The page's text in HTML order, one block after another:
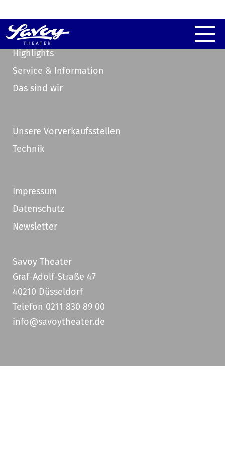
Highlights
Service & Information
Das sind wir
Unsere Vorverkaufsstellen
Technik
Impressum
Datenschutz
Newsletter
Savoy Theater
Graf-Adolf-Straße 47
40210 Düsseldorf
Telefon 0211 830 89 00
info@savoytheater.de